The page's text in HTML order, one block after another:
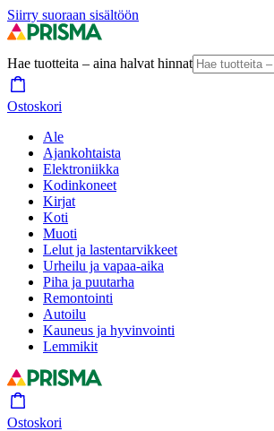
Siirry suoraan sisältöön
Hae tuotteita – aina halvat hinnat
Ostoskori
Ale
Ajankohtaista
Elektroniikka
Kodinkoneet
Kirjat
Koti
Muoti
Lelut ja lastentarvikkeet
Urheilu ja vapaa-aika
Piha ja puutarha
Remontointi
Autoilu
Kauneus ja hyvinvointi
Lemmikit
Ostoskori